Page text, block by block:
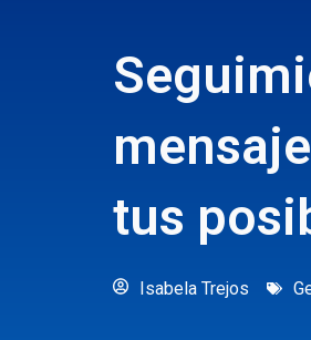
tus
Isabela Trejos